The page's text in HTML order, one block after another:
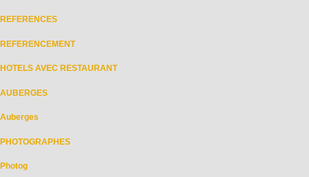
REFERENCES
REFERENCEMENT
HOTELS AVEC RESTAURANT
AUBERGES
Auberges
PHOTOGRAPHES
Photog